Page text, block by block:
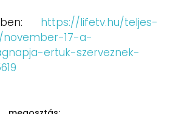
https://lifetv.hu/teljes-
november-17-a-
ertuk-szerveznek-